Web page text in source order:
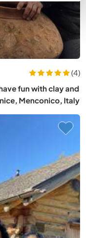
(4)
fun with clay and
Menconico, Italy